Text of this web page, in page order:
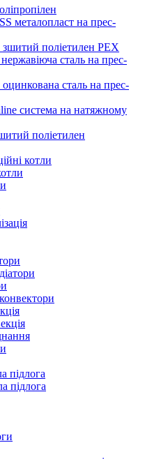
металопласт на прес-
поліетилен PEX
сталь на прес-
сталь на прес-
система на натяжному
поліетилен
котли
підлога
підлога